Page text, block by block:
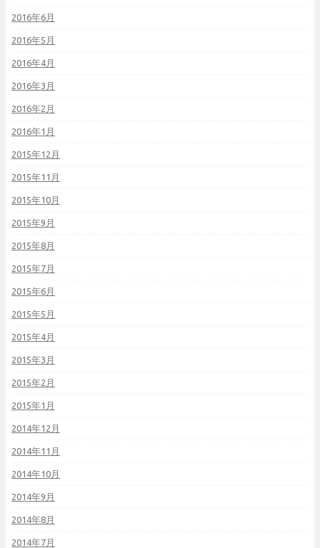
2016年6月
2016年5月
2016年4月
2016年3月
2016年2月
2016年1月
2015年12月
2015年11月
2015年10月
2015年9月
2015年8月
2015年7月
2015年6月
2015年5月
2015年4月
2015年3月
2015年2月
2015年1月
2014年12月
2014年11月
2014年10月
2014年9月
2014年8月
2014年7月